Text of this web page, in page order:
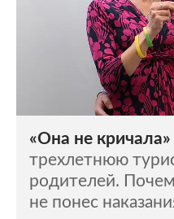
«Она не кричала»
трехлетнюю
родителей.
не понес